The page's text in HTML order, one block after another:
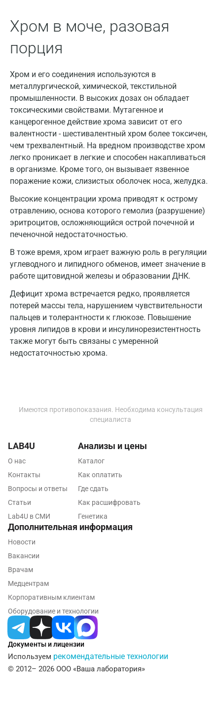
Хром в моче, разовая
порция
Хром и его соединения используются в
металлургической, химической, текстильной
промышленности. В высоких дозах он обладает
токсическими свойствами. Мутагенное и
канцерогенное действие хрома зависит от его
валентности - шестивалентный хром более токсичен,
чем трехвалентный. На вредном производстве хром
легко проникает в легкие и способен накапливаться
в организме. Кроме того, он вызывает язвенное
поражение кожи, слизистых оболочек носа, желудка.
Высокие концентрации хрома приводят к острому
отравлению, основа которого гемолиз (разрушение)
эритроцитов, осложняющийся острой почечной и
печеночной недостаточностью.
В тоже время, хром играет важную роль в регуляции
углеводного и липидного обменов, имеет значение в
работе щитовидной железы и образовании ДНК.
Дефицит хрома встречается редко, проявляется
потерей массы тела, нарушением чувствительности
пальцев и толерантности к глюкозе. Повышение
уровня липидов в крови и инсулинорезистентность
также могут быть связаны с умеренной
недостаточностью хрома.
Видное
Владимир
Волжский
Вологда
Воронеж
Всеволожск
Гатчина
Геленджик
Голубое
Дзержинск
Дмитров
Долгопрудный
Домодедово
Екатеринбург
Жуковский
Звенигород
Ивантеевка
Йошкар-Ола
Калининград
Калуга
Кемерово
Королев
Кострома
Котельники
Красногорск
Краснодар
Имеются противопоказания. Необходима консультация
специалиста
Документы и лицензии
Используем рекомендательные технологии
© 2012– 2026 ООО «Ваша лаборатория»
LAB4U
О нас
Контакты
Вопросы и ответы
Статьи
Lab4U в СМИ
Анализы и цены
Каталог
Как оплатить
Где сдать
Как расшифровать
Генетика
Дополнительная информация
Новости
Вакансии
Врачам
Медцентрам
Корпоративным клиентам
Оборудование и технологии